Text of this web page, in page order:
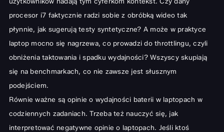
procesor i7 faktycznie radzi sobie z obróbką wideo tak
płynnie, jak sugerują testy syntetyczne? A może w praktyce
laptop mocno się nagrzewa, co prowadzi do throttlingu, czyli
obniżenia taktowania i spadku wydajności? Wszyscy skupiają
się na benchmarkach, co nie zawsze jest słusznym
podejściem.
Równie ważne są opinie o wydajności baterii w laptopach w
codziennych zadaniach. Trzeba też nauczyć się, jak
interpretować negatywne opinie o laptopach. Jeśli ktoś